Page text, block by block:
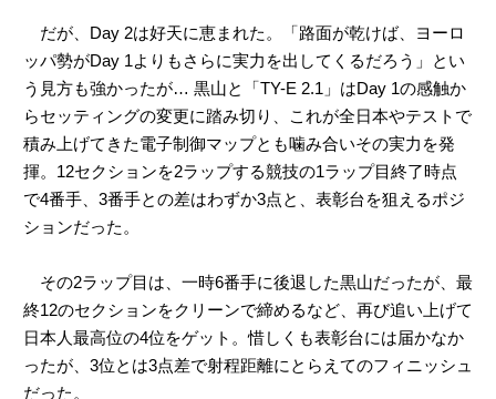
だが、Day 2は好天に恵まれた。「路面が乾けば、ヨーロ
ッパ勢がDay 1よりもさらに実力を出してくるだろう」とい
う見方も強かったが… 黒山と「TY-E 2.1」はDay 1の感触か
らセッティングの変更に踏み切り、これが全日本やテストで
積み上げてきた電子制御マップとも噛み合いその実力を発
揮。12セクションを2ラップする競技の1ラップ目終了時点
で4番手、3番手との差はわずか3点と、表彰台を狙えるポジ
ションだった。
その2ラップ目は、一時6番手に後退した黒山だったが、最
終12のセクションをクリーンで締めるなど、再び追い上げて
日本人最高位の4位をゲット。惜しくも表彰台には届かなか
ったが、3位とは3点差で射程距離にとらえてのフィニッシュ
だった。